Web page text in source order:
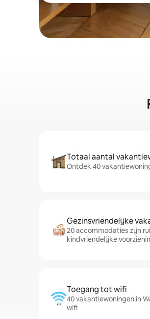
Totaal aantal
Ontdek 40
Gezinsvriendelijke
20 accommodaties zijn
kindvriendelijke
Toegang tot wifi
40 vakantiewoningen in
wifi